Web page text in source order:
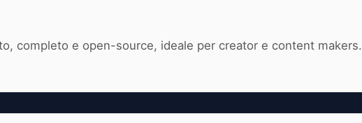
completo e open-source, ideale per creator e content makers.